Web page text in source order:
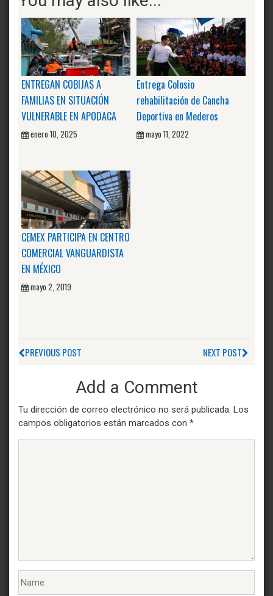
ENTREGAN COBIJAS A
FAMILIAS EN SITUACIÓN
VULNERABLE EN APODACA
enero 10, 2025
Entrega Colosio
rehabilitación de Cancha
Deportiva en Mederos
mayo 11, 2022
CEMEX PARTICIPA EN CENTRO
COMERCIAL VANGUARDISTA
EN MÉXICO
mayo 2, 2019
PREVIOUS POST NEXT POST
Add a Comment
Tu dirección de correo electrónico no será publicada. Los
campos obligatorios están marcados con *